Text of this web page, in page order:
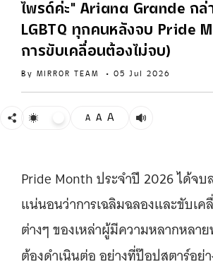
ไพรด์ค่ะ" Ariana Grande ก
LGBTQ ทุกคนหลังจบ Pride
การขับเคลื่อนต้องไม่จบ)
By MIRROR TEAM • 05 Jul 2026
A A A
Pride Month ประจำปี 2026 ได้จ
แน่นอนว่าการเฉลิมฉลองและขับเค
ต่างๆ ของเหล่าผู้มีความหลากหลา
ต้องดำเนินต่อ อย่างที่ป๊อปสตาร์อย่